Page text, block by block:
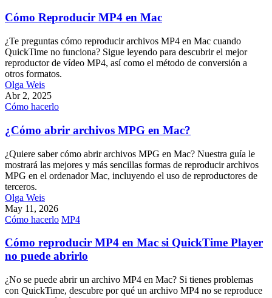
Cómo Reproducir MP4 en Mac
¿Te preguntas cómo reproducir archivos MP4 en Mac cuando
QuickTime no funciona? Sigue leyendo para descubrir el mejor
reproductor de vídeo MP4, así como el método de conversión a
otros formatos.
Olga Weis
Abr 2, 2025
Cómo hacerlo
¿Cómo abrir archivos MPG en Mac?
¿Quiere saber cómo abrir archivos MPG en Mac? Nuestra guía le
mostrará las mejores y más sencillas formas de reproducir archivos
MPG en el ordenador Mac, incluyendo el uso de reproductores de
terceros.
Olga Weis
May 11, 2026
Cómo hacerlo MP4
Cómo reproducir MP4 en Mac si QuickTime Player
no puede abrirlo
¿No se puede abrir un archivo MP4 en Mac? Si tienes problemas
con QuickTime, descubre por qué un archivo MP4 no se reproduce